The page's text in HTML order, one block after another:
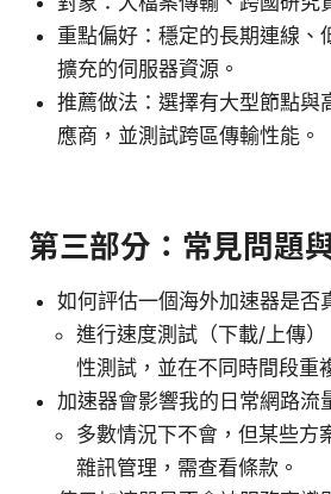
重點偏好：穩定的長期連線、
擴充的伺服器資源。
推薦做法：選擇有大型節點與
應商，並測試跨區傳輸性能。
第三部分：常見問題
如何評估一個海外加速器是否
進行速度測試（下載/上傳
性測試，並在不同時間段重
加速器會影響我的日常網路流
多數情況下不會，但某些方
雜訊管理，需查看條款。